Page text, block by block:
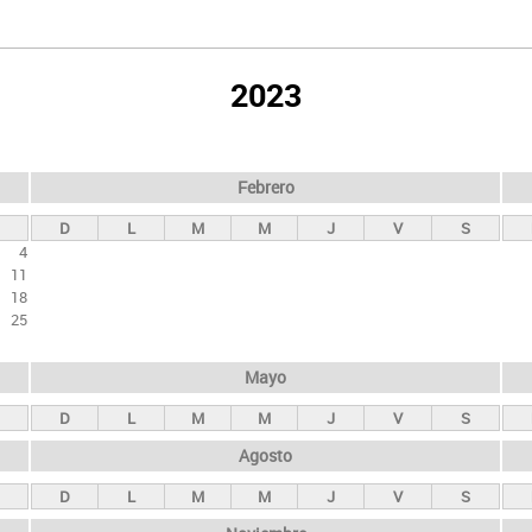
2023
4
11
18
25
Febrero
D L M M J V S
Mayo
D L M M J V S
Agosto
D L M M J V S